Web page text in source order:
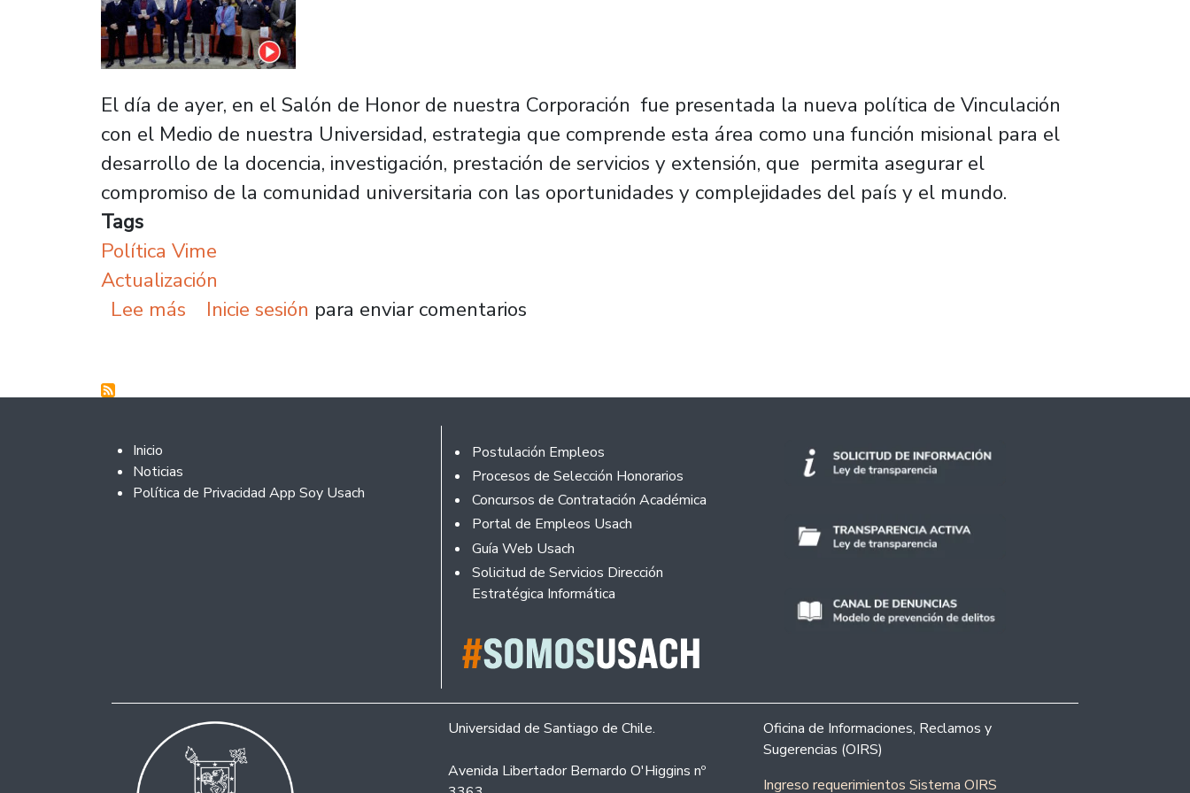
El día de ayer, en el Salón de Honor de nuestra Corporación fue presentada la nueva política de Vinculación
con el Medio de nuestra Universidad, estrategia que comprende esta área como una función misional para el
desarrollo de la docencia, investigación, prestación de servicios y extensión, que permita asegurar el
compromiso de la comunidad universitaria con las oportunidades y complejidades del país y el mundo.
Tags
Política Vime
Actualización
Lee más sobre Usach lanza actualización de Política VIME que apunta a fortalecer la institucionalidad y el trabajo en los
Inicie sesión para enviar comentarios
Footer 2
Inicio
Noticias
Política de Privacidad App Soy Usach
Footer
Postulación Empleos
Procesos de Selección Honorarios
Concursos de Contratación Académica
Portal de Empleos Usach
Guía Web Usach
Solicitud de Servicios Dirección
Estratégica Informática
Universidad de Santiago de Chile.
Avenida Libertador Bernardo O'Higgins nº
Oficina de Informaciones, Reclamos y
Sugerencias (OIRS)
Ingreso requerimientos Sistema OIRS